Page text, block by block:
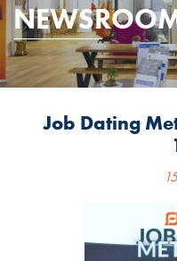
Job Dating